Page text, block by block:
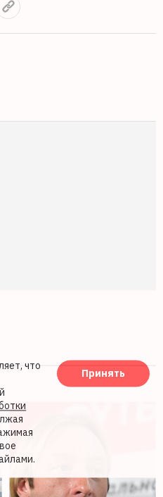
что
Принять